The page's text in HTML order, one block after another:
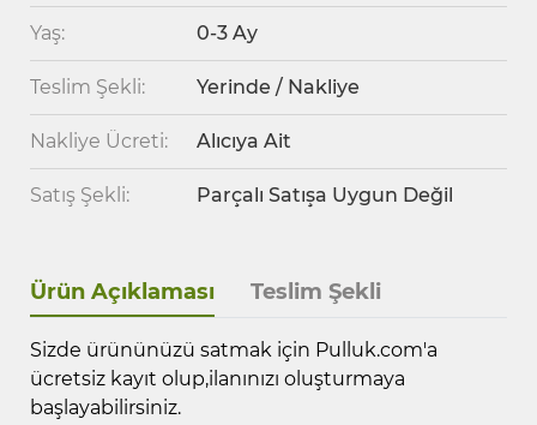
Yaş: 0-3 Ay
Teslim Şekli: Yerinde / Nakliye
Nakliye Ücreti: Alıcıya Ait
Satış Şekli: Parçalı Satışa Uygun Değil
Ürün Açıklaması Teslim Şekli
Sizde ürününüzü satmak için Pulluk.com'a
ücretsiz kayıt olup,ilanınızı oluşturmaya
başlayabilirsiniz.